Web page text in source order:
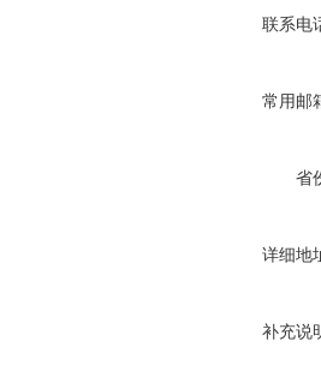
联系电
常用邮
省
详细地
补充说